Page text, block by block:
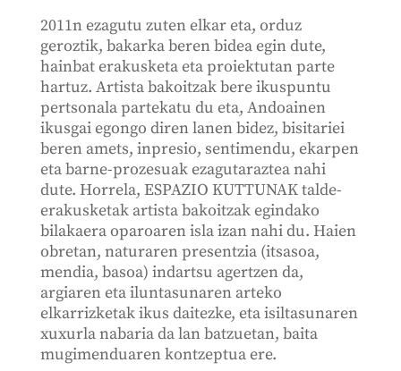
2011n ezagutu zuten elkar eta, orduz
geroztik, bakarka beren bidea egin dute,
hainbat erakusketa eta proiektutan parte
hartuz. Artista bakoitzak bere ikuspuntu
pertsonala partekatu du eta, Andoainen
ikusgai egongo diren lanen bidez, bisitariei
beren amets, inpresio, sentimendu, ekarpen
eta barne-prozesuak ezagutaraztea nahi
dute. Horrela, ESPAZIO KUTTUNAK talde-
erakusketak artista bakoitzak egindako
bilakaera oparoaren isla izan nahi du. Haien
obretan, naturaren presentzia (itsasoa,
mendia, basoa) indartsu agertzen da,
argiaren eta iluntasunaren arteko
elkarrizketak ikus daitezke, eta isiltasunaren
xuxurla nabaria da lan batzuetan, baita
mugimenduaren kontzeptua ere.